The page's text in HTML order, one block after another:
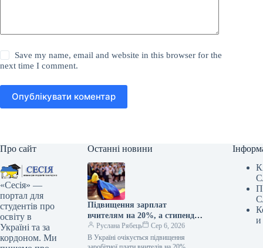
Save my name, email and website in this browser for the
next time I comment.
Опублікувати коментар
Про сайт
«Сесія» —
портал для
студентів про
освіту в
Україні та за
кордоном. Ми
Останні новини
Підвищення зарплат
вчителям на 20%, а стипендій
— у два рази: коли очікувати
покращення
Руслана Рябець
Сер 6, 2026
В Україні очікується підвищення
и